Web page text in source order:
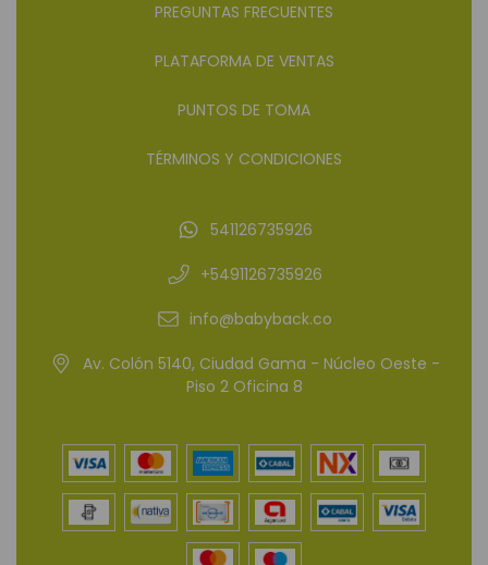
PREGUNTAS FRECUENTES
PLATAFORMA DE VENTAS
PUNTOS DE TOMA
TÉRMINOS Y CONDICIONES
541126735926
+5491126735926
info@babyback.co
Av. Colón 5140, Ciudad Gama - Núcleo Oeste -
Piso 2 Oficina 8